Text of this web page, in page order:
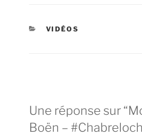
CATÉGORIES
VIDÉOS
Une réponse sur
Boën –